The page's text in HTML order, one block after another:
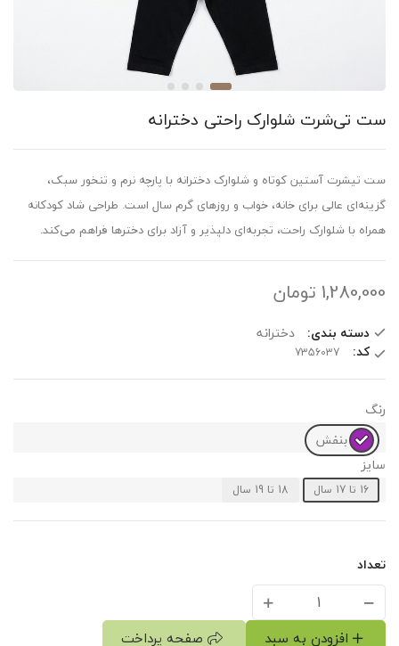
ست تی‌شرت شلوارک راحتی دخترانه
ست تیشرت آستین کوتاه و شلوارک دخترانه با پارچه نرم و تنخور سبک،
گزینه‌ای عالی برای خانه، خواب و روزهای گرم سال است. طراحی شاد کودکانه
همراه با شلوارک راحت، تجربه‌ای دلپذیر و آزاد برای دخترها فراهم می‌کند.
1,280,000 تومان
دسته بندی: دخترانه
کد:
رنگ
بنفش
سایز
16 تا 17 سال 18 تا 19 سال
تعداد
افزودن به سبد صفحه پرداخت